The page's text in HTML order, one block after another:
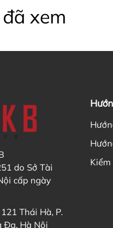
xem
do Sở Tài
cấp ngày
Thái Hà, P.
Đa, Hà Nội